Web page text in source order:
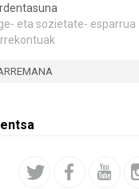
eta sozietate- esparrua